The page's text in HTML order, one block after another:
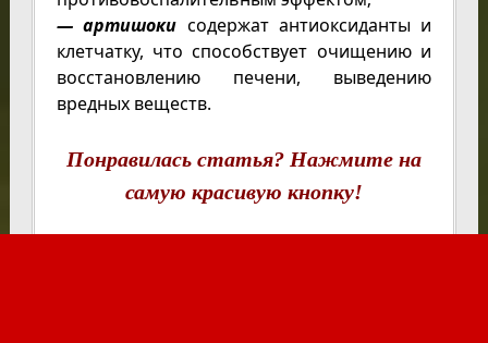
— артишоки содержат антиоксиданты и
клетчатку, что способствует очищению и
восстановлению печени, выведению
вредных веществ.
Понравилась статья? Нажмите на
самую красивую кнопку!